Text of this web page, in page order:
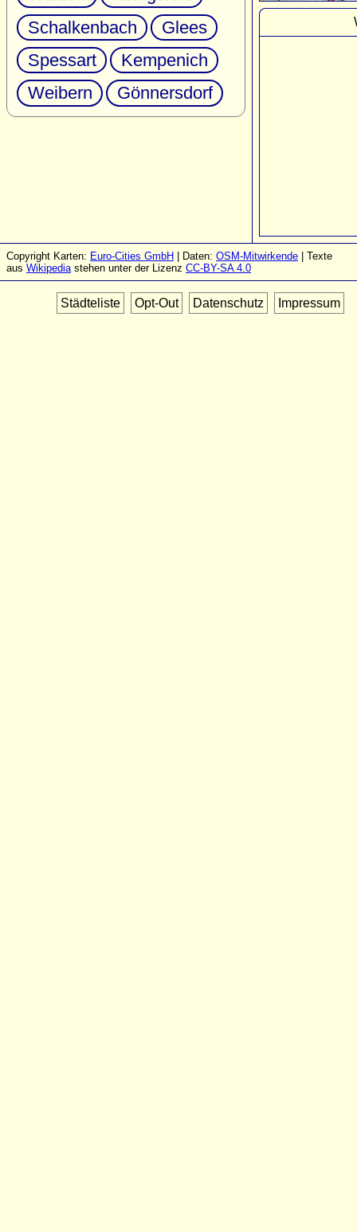
Schalkenbach
Glees
Spessart
Kempenich
Weibern
Gönnersdorf
Copyright Karten: Euro-Cities GmbH | Daten: OSM-Mitwirkende | Texte
aus Wikipediastehen unter der Lizenz CC-BY-SA 4.0
Städteliste Opt-Out Datenschutz Impressum